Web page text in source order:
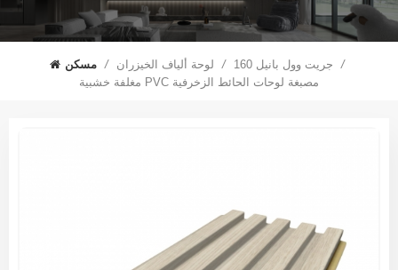
مسكن / لوحة ألياف الخيزران / 160 جريت وول بانيل
/
مغلفة خشبية PVC مصبغة لوحات الحائط الزخرفية